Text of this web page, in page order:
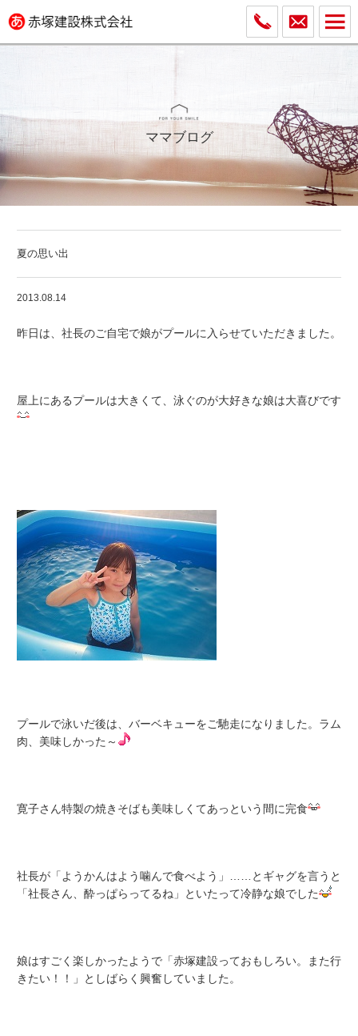
ママブログ
夏の思い出
2013.08.14
昨日は、社長のご自宅で娘がプールに入らせていただきました。
屋上にあるプールは大きくて、泳ぐのが大好きな娘は大喜びです
プールで泳いだ後は、バーベキューをご馳走になりました。ラム
肉、美味しかった～
寛子さん特製の焼きそばも美味しくてあっという間に完食
社長が「ようかんはよう噛んで食べよう」……とギャグを言うと
「社長さん、酔っぱらってるね」といたって冷静な娘でした
娘はすごく楽しかったようで「赤塚建設っておもしろい。また行
きたい！！」としばらく興奮していました。